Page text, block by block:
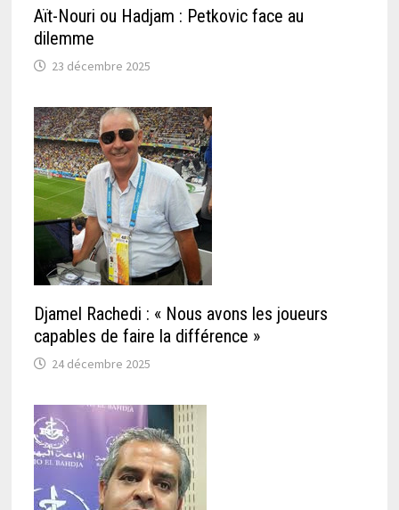
Aït-Nouri ou Hadjam : Petkovic face au
dilemme
23 décembre 2025
Djamel Rachedi : « Nous avons les joueurs
capables de faire la différence »
24 décembre 2025